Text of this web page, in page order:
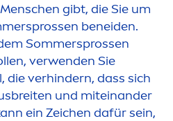
Menschen gibt, die Sie um
beneiden.
Sommersprossen
verwenden Sie
verhindern, dass sich
und miteinander
ein Zeichen dafür sein,